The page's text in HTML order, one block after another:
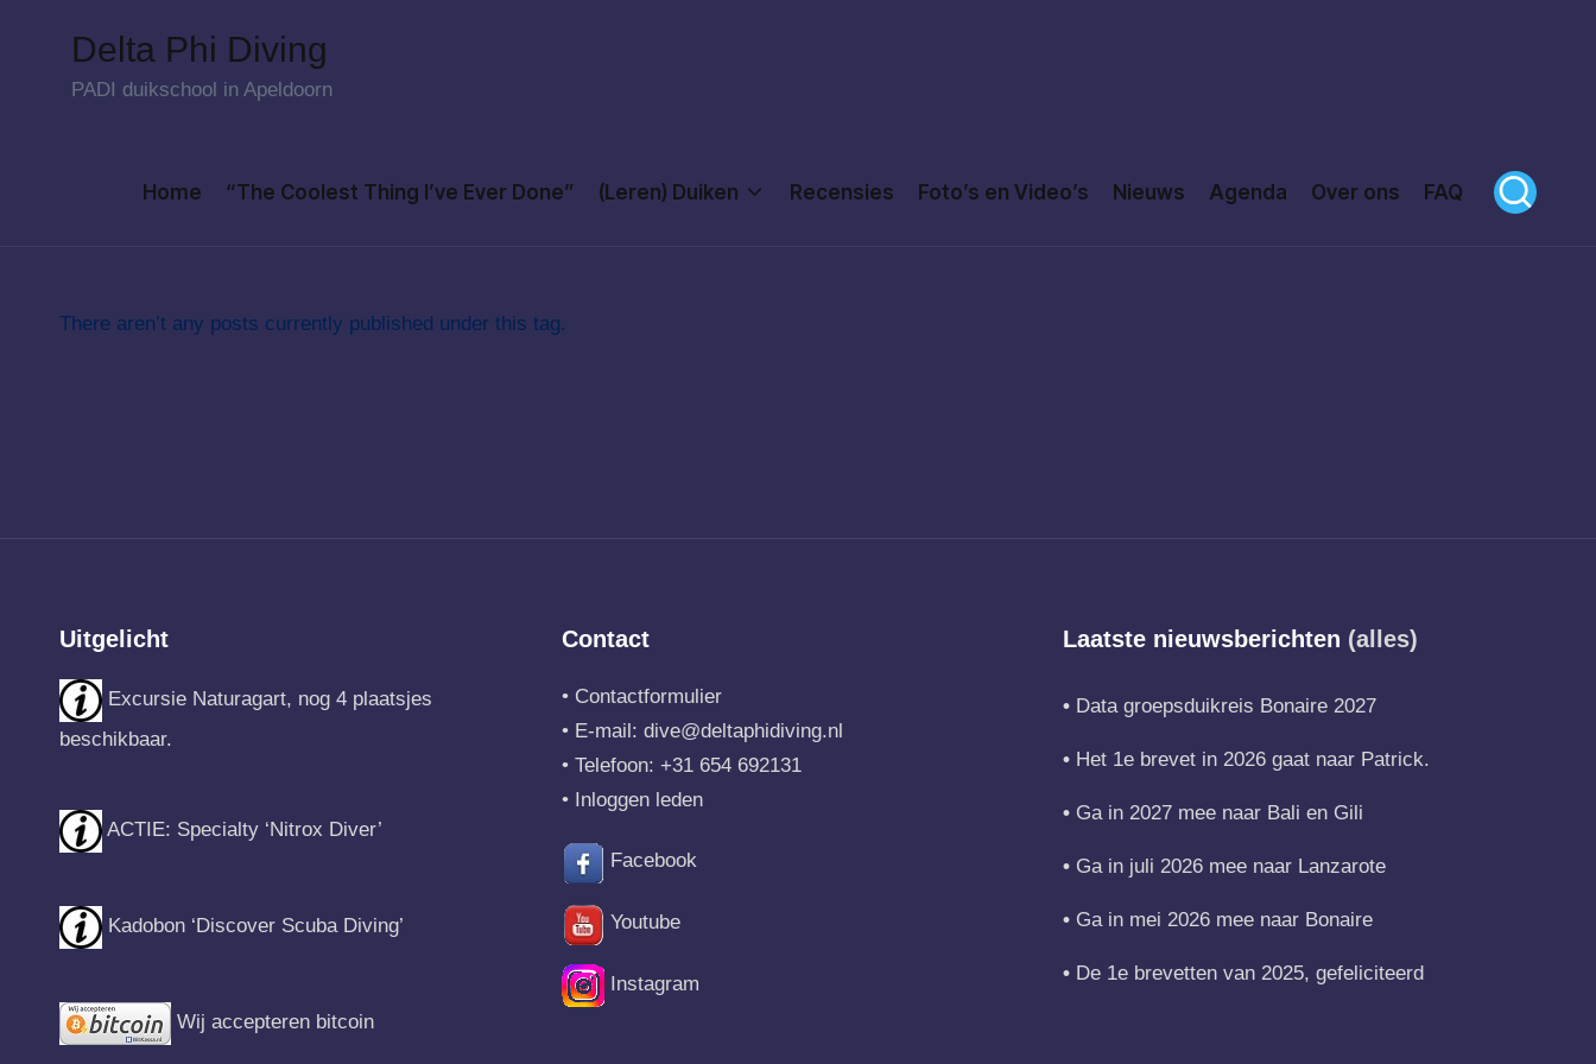
Delta Phi Diving
PADI duikschool in Apeldoorn
Home “The Coolest Thing I’ve Ever Done” (Leren) Duiken Recensies Foto’s en Video’s Nieuws Agenda Over ons FAQ
There aren’t any posts currently published under this tag.
Uitgelicht
Excursie Naturagart, nog 4 plaatsjes
beschikbaar.
ACTIE: Specialty ‘Nitrox Diver’
Kadobon ‘Discover Scuba Diving’
Wij accepteren bitcoin
Contact
• Contactformulier
• E-mail: dive@deltaphidiving.nl
• Telefoon: +31 654 692131
• Inloggen leden
Facebook
Youtube
Instagram
Laatste nieuwsberichten (alles)
Data groepsduikreis Bonaire 2027
Het 1e brevet in 2026 gaat naar Patrick.
Ga in 2027 mee naar Bali en Gili
Ga in juli 2026 mee naar Lanzarote
Ga in mei 2026 mee naar Bonaire
De 1e brevetten van 2025, gefeliciteerd